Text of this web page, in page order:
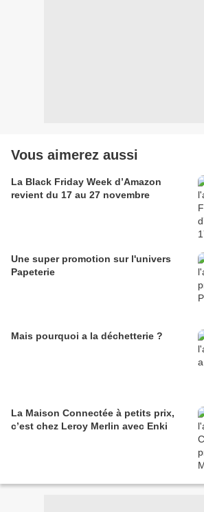
Vous aimerez aussi
La Black Friday Week d’Amazon
revient du 17 au 27 novembre
Une super promotion sur l'univers
Papeterie
Mais pourquoi a la déchetterie ?
La Maison Connectée à petits prix,
c’est chez Leroy Merlin avec Enki